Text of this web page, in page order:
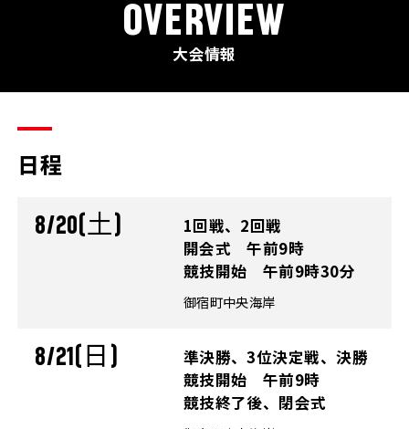
OVERVIEW
大会情報
日程
8/20(土)
1回戦、2回戦
開会式 午前9時
競技開始 午前9時30分
御宿町中央海岸
8/21(日)
準決勝、3位決定戦、決勝
競技開始 午前9時
競技終了後、閉会式